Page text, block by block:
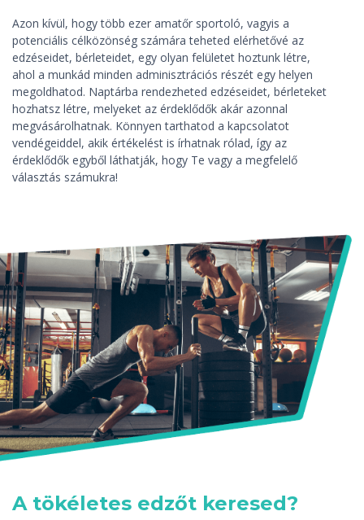
Azon kívül, hogy több ezer amatőr sportoló, vagyis a
potenciális célközönség számára teheted elérhetővé az
edzéseidet, bérleteidet, egy olyan felületet hoztunk létre,
ahol a munkád minden adminisztrációs részét egy helyen
megoldhatod. Naptárba rendezheted edzéseidet, bérleteket
hozhatsz létre, melyeket az érdeklődők akár azonnal
megvásárolhatnak. Könnyen tarthatod a kapcsolatot
vendégeiddel, akik értékelést is írhatnak rólad, így az
érdeklődők egyből láthatják, hogy Te vagy a megfelelő
választás számukra!
A tökéletes edzőt keresed?